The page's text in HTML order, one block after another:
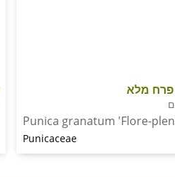
פרח מלא
Punica granatum 'Flore-
Punicaceae